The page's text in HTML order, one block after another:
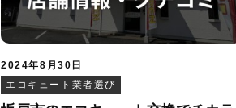
2024年8月30日
エコキュート業者選び